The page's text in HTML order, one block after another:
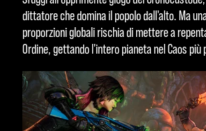
dittatore che domina il popolo dall'alto. Ma
proporzioni globali rischia di mettere a
Ordine, gettando l'intero pianeta nel Caos più